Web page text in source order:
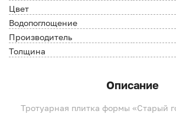
Цвет
Водопоглощение
Производитель
Толщина
Описание
Тротуарная плитка формы «Старый